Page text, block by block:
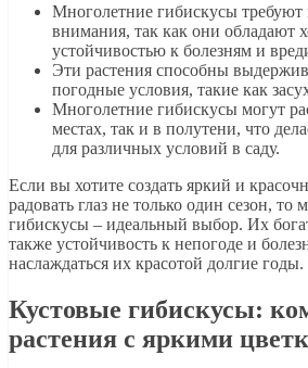
Многолетние гибискусы
внимания, так как они обладают
устойчивостью к болезням и
Эти растения способны
погодные условия, такие как
Многолетние гибискусы могут
местах, так и в полутени, что
для различных условий в саду.
Если вы хотите создать яркий и
радовать глаз не только один сезон, то
гибискусы – идеальный выбор. Их
также устойчивость к непогоде и
наслаждаться их красотой долгие годы.
Кустовые гибискусы:
растения с яркими